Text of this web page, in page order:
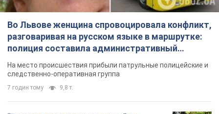
Во Львове женщина спровоцировала конфликт,
разговаривая на русском языке в маршрутке:
полиция составила административный
протокол. Видео
На место происшествия прибыли патрульные полицейские и
следственно-оперативная группа
7 годин тому 9,8 т.